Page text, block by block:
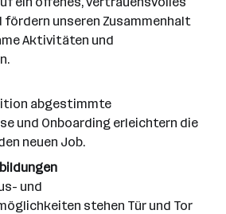
fördern unseren Zusammenhalt
Aktivitäten und
abgestimmte
und Onboarding erleichtern die
neuen Job.
und
stehen Tür und Tor